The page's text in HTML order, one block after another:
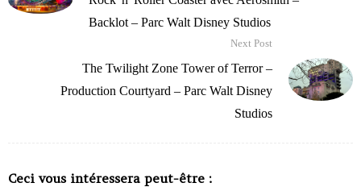
Backlot – Parc Walt Disney Studios
Next Post
The Twilight Zone Tower of Terror –
Production Courtyard – Parc Walt Disney
Studios
Ceci vous intéressera peut-être :